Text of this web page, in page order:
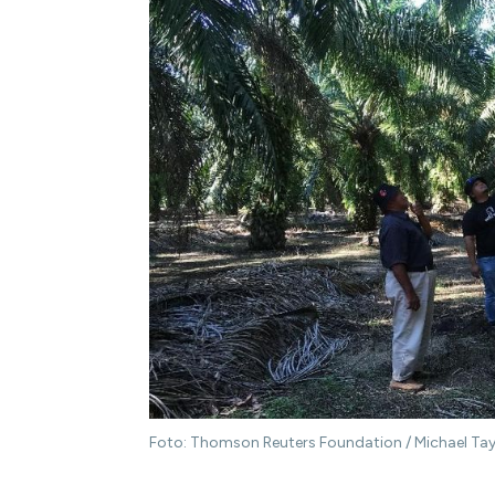
Foto: Thomson Reuters Foundation / Michael